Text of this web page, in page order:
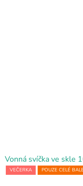
Vonná svíčka ve skle
VEČERKA POUZE CELÉ